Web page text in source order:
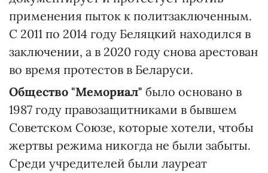
применения пыток к политзаключенным.
С 2011 по 2014 году Беляцкий находился в
заключении, а в 2020 году снова арестован
во время протестов в Беларуси.
Общество "Мемориал" было основано в
1987 году правозащитниками в бывшем
Советском Союзе, которые хотели, чтобы
жертвы режима никогда не были забыты.
Среди учредителей были лауреат